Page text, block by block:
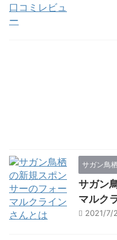
サガン鳥
サガン
マルク
2021/7/